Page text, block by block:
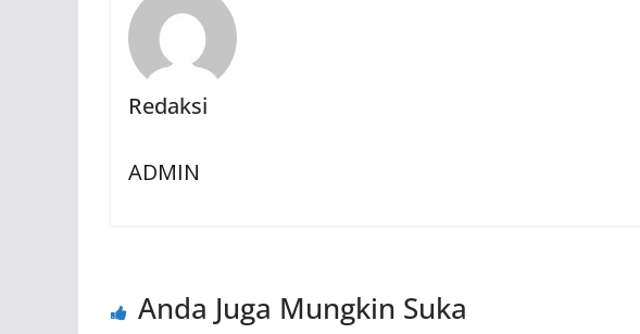
Redaksi
ADMIN
Anda Juga Mungkin Suka